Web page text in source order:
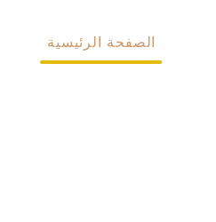
الصفحة الرئيسية